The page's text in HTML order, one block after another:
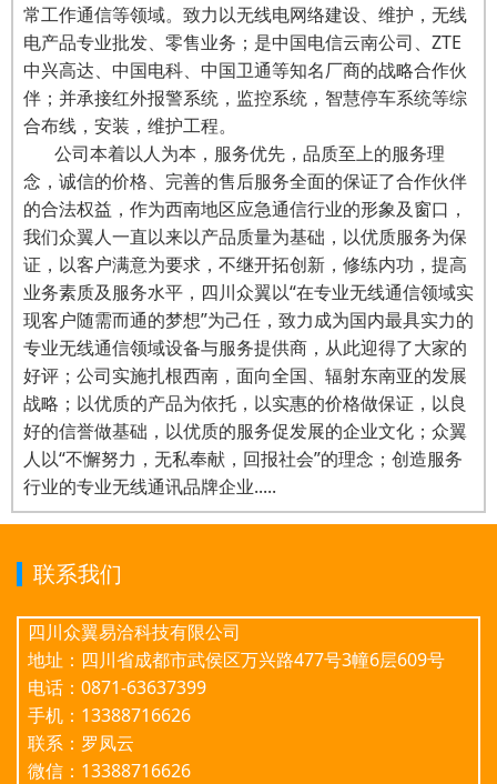
常工作通信等领域。致力以无线电网络建设、维护，无线
电产品专业批发、零售业务；是中国电信云南公司、ZTE
中兴高达、中国电科、中国卫通等知名厂商的战略合作伙
伴；并承接红外报警系统，监控系统，智慧停车系统等综
合布线，安装，维护工程。
公司本着以人为本，服务优先，品质至上的服务理
念，诚信的价格、完善的售后服务全面的保证了合作伙伴
的合法权益，作为西南地区应急通信行业的形象及窗口，
我们众翼人一直以来以产品质量为基础，以优质服务为保
证，以客户满意为要求，不继开拓创新，修练内功，提高
业务素质及服务水平，四川众翼以“在专业无线通信领域实
现客户随需而通的梦想”为己任，致力成为国内最具实力的
专业无线通信领域设备与服务提供商，从此迎得了大家的
好评；公司实施扎根西南，面向全国、辐射东南亚的发展
战略；以优质的产品为依托，以实惠的价格做保证，以良
好的信誉做基础，以优质的服务促发展的企业文化；众翼
人以“不懈努力，无私奉献，回报社会”的理念；创造服务
行业的专业无线通讯品牌企业.....
联系我们
四川众翼易洽科技有限公司
地址：四川省成都市武侯区万兴路477号3幢6层609号
电话：0871-63637399
手机：13388716626
联系：罗凤云
微信：13388716626